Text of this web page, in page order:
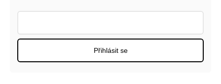
Přihlásit se